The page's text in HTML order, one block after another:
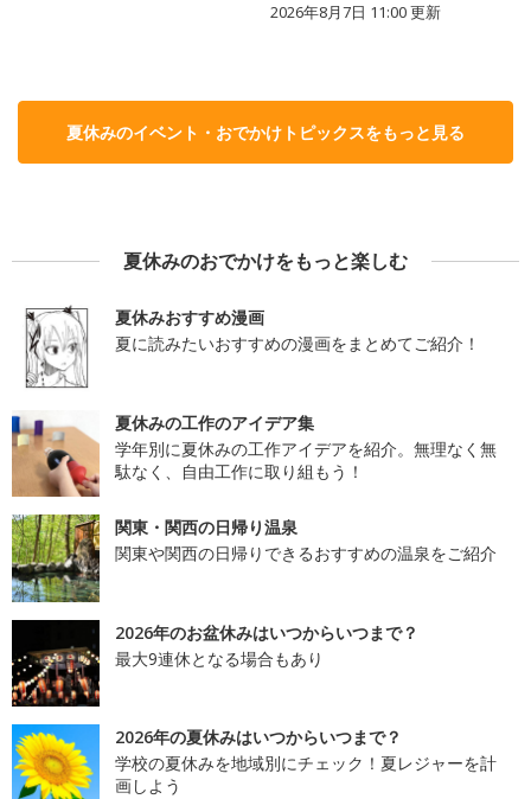
2026年8月7日 11:00更新
夏休みのイベント・おでかけトピックスをもっと見る
夏休みのおでかけをもっと楽しむ
夏休みおすすめ漫画
夏に読みたいおすすめの漫画をまとめてご紹介！
夏休みの工作のアイデア集
学年別に夏休みの工作アイデアを紹介。無理なく無
駄なく、自由工作に取り組もう！
関東・関西の日帰り温泉
関東や関西の日帰りできるおすすめの温泉をご紹介
2026年のお盆休みはいつからいつまで？
最大9連休となる場合もあり
2026年の夏休みはいつからいつまで？
学校の夏休みを地域別にチェック！夏レジャーを計
画しよう